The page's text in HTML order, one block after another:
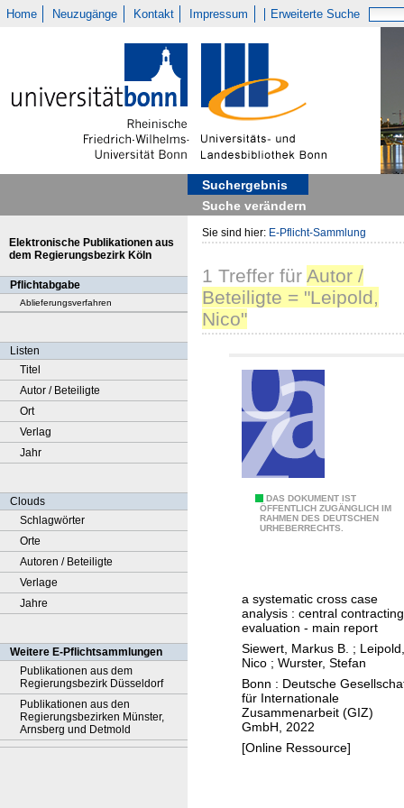
Home Neuzugänge Kontakt Impressum Erweiterte Suche
Suchergebnis
Suche verändern
Elektronische Publikationen aus
dem Regierungsbezirk Köln
Pflichtabgabe
Ablieferungsverfahren
Listen
Titel
Autor / Beteiligte
Ort
Verlag
Jahr
Clouds
Schlagwörter
Orte
Autoren / Beteiligte
Verlage
Jahre
Weitere E-Pflichtsammlungen
Publikationen aus dem
Regierungsbezirk Düsseldorf
Publikationen aus den
Regierungsbezirken Münster,
Arnsberg und Detmold
Sie sind hier: E-Pflicht-Sammlung
1 Treffer für Autor /
Beteiligte = "Leipold,
Nico"
DAS DOKUMENT IST
ÖFFENTLICH ZUGÄNGLICH IM
RAHMEN DES DEUTSCHEN
URHEBERRECHTS.
s
t
i
n
g
d
i
g
a systematic cross case
analysis : central contracting
evaluation - main report
Siewert, Markus B. ; Leipold,
Nico ; Wurster, Stefan
Bonn : Deutsche
für Internationale
Zusammenarbeit (GIZ)
GmbH, 2022
[Online Ressource]